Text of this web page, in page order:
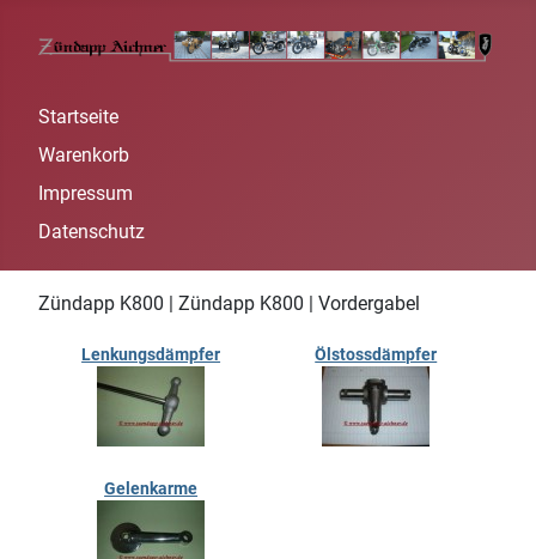
Startseite
Warenkorb
Impressum
Datenschutz
Zündapp K800 | Zündapp K800 | Vordergabel
Lenkungsdämpfer Ölstossdämpfer
Gelenkarme